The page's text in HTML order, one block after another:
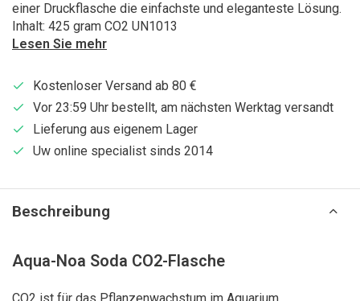
einer Druckflasche die einfachste und eleganteste Lösung.
Inhalt: 425 gram CO2 UN1013
Lesen Sie mehr
Kostenloser Versand ab 80 €
Vor 23:59 Uhr bestellt, am nächsten Werktag versandt
Lieferung aus eigenem Lager
Uw online specialist sinds 2014
Beschreibung
Aqua-Noa Soda CO2-Flasche